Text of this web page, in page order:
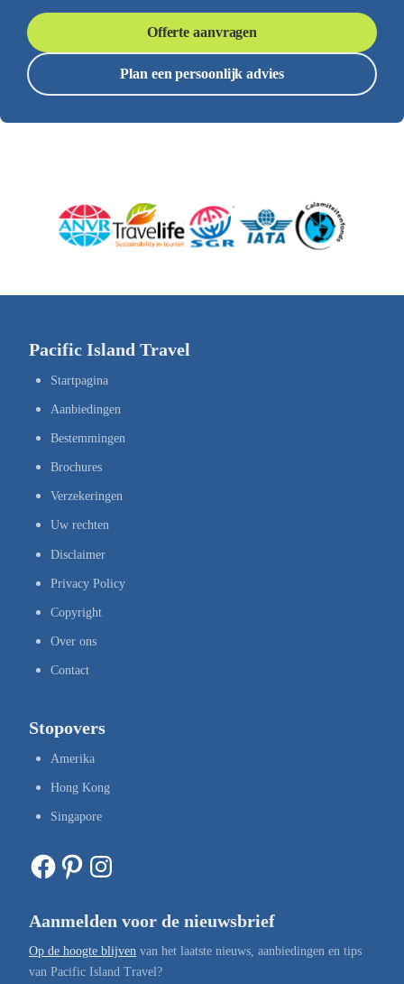
Offerte aanvragen
Plan een persoonlijk advies
Pacific Island Travel
Startpagina
Aanbiedingen
Bestemmingen
Brochures
Verzekeringen
Uw rechten
Disclaimer
Privacy Policy
Copyright
Over ons
Contact
Stopovers
Amerika
Hong Kong
Singapore
Facebook Pinterest Instagram
Aanmelden voor de nieuwsbrief
Op de hoogte blijven van het laatste nieuws, aanbiedingen en tips
van Pacific Island Travel?